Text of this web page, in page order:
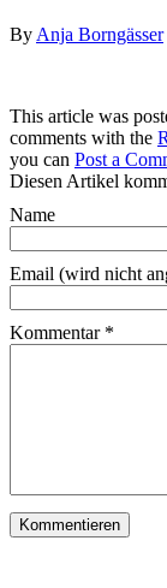
By Anja Borngässer
This article was
comments with the
you can Post a
Diesen Artikel
Name
Email (wird nicht
Kommentar*